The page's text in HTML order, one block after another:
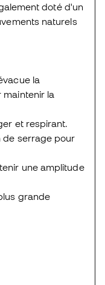
doté d'un
naturels
la
la
et respirant.
de serrage pour
une amplitude
grande